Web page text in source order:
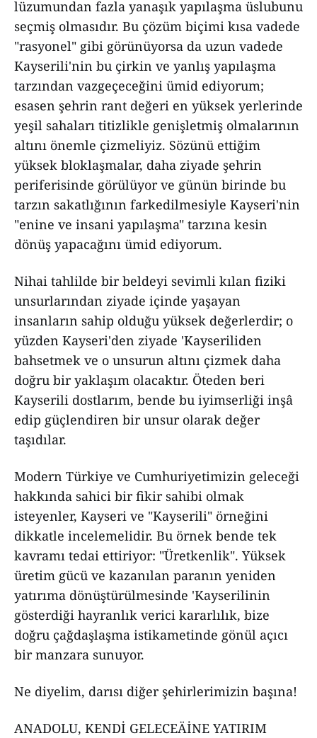
lüzumundan fazla yanaşık yapılaşma üslubunu
seçmiş olmasıdır. Bu çözüm biçimi kısa vadede
"rasyonel" gibi görünüyorsa da uzun vadede
Kayserili'nin bu çirkin ve yanlış yapılaşma
tarzından vazgeçeceğini ümid ediyorum;
esasen şehrin rant değeri en yüksek yerlerinde
yeşil sahaları titizlikle genişletmiş olmalarının
altını önemle çizmeliyiz. Sözünü ettiğim
yüksek bloklaşmalar, daha ziyade şehrin
periferisinde görülüyor ve günün birinde bu
tarzın sakatlığının farkedilmesiyle Kayseri'nin
"enine ve insani yapılaşma" tarzına kesin
dönüş yapacağını ümid ediyorum.
Nihai tahlilde bir beldeyi sevimli kılan fiziki
unsurlarından ziyade içinde yaşayan
insanların sahip olduğu yüksek değerlerdir; o
yüzden Kayseri'den ziyade 'Kayseriliden
bahsetmek ve o unsurun altını çizmek daha
doğru bir yaklaşım olacaktır. Öteden beri
Kayserili dostlarım, bende bu iyimserliği inşâ
edip güçlendiren bir unsur olarak değer
taşıdılar.
Modern Türkiye ve Cumhuriyetimizin geleceği
hakkında sahici bir fikir sahibi olmak
isteyenler, Kayseri ve "Kayserili" örneğini
dikkatle incelemelidir. Bu örnek bende tek
kavramı tedai ettiriyor: "Üretkenlik". Yüksek
üretim gücü ve kazanılan paranın yeniden
yatırıma dönüştürülmesinde 'Kayserilinin
gösterdiği hayranlık verici kararlılık, bize
doğru çağdaşlaşma istikametinde gönül açıcı
bir manzara sunuyor.
Ne diyelim, darısı diğer şehirlerimizin başına!
ANADOLU, KENDİ GELECEÄİNE YATIRIM